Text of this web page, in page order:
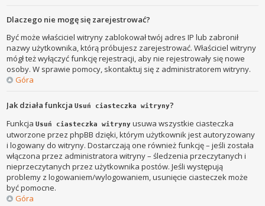
Dlaczego nie mogę się zarejestrować?
Być może właściciel witryny zablokował twój adres IP lub zabronił
nazwy użytkownika, którą próbujesz zarejestrować. Właściciel witryny
mógł też wyłączyć funkcję rejestracji, aby nie rejestrowały się nowe
osoby. W sprawie pomocy, skontaktuj się z administratorem witryny.
Góra
Jak działa funkcjaUsuń ciasteczka witryny?
FunkcjaUsuń ciasteczka witryny usuwa wszystkie ciasteczka
utworzone przez phpBB dzięki, którym użytkownik jest autoryzowany
i logowany do witryny. Dostarczają one również funkcję – jeśli została
włączona przez administratora witryny – śledzenia przeczytanych i
nieprzeczytanych przez użytkownika postów. Jeśli występują
problemy z logowaniem/wylogowaniem, usunięcie ciasteczek może
być pomocne.
Góra